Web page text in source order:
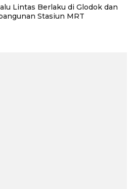
Lintas Berlaku di Glodok dan
Stasiun MRT